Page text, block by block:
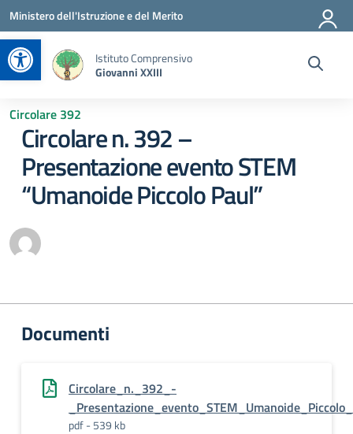
Apri la barra degli strumenti
Vai ai contenuti
Vai al menu di navigazione
Vai al footer
Ministero dell'Istruzione e del Merito
Istituto Comprensivo
Giovanni XXIII
Circolare 392
Circolare n. 392 –
Presentazione evento STEM
“Umanoide Piccolo Paul”
Documenti
Circolare_n._392_-
pdf - 539 kb